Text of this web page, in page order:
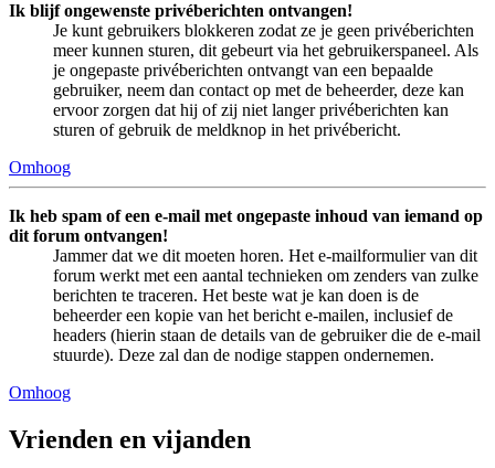
Ik blijf ongewenste privéberichten ontvangen!
Je kunt gebruikers blokkeren zodat ze je geen privéberichten
meer kunnen sturen, dit gebeurt via het gebruikerspaneel. Als
je ongepaste privéberichten ontvangt van een bepaalde
gebruiker, neem dan contact op met de beheerder, deze kan
ervoor zorgen dat hij of zij niet langer privéberichten kan
sturen of gebruik de meldknop in het privébericht.
Omhoog
Ik heb spam of een e-mail met ongepaste inhoud van iemand op
dit forum ontvangen!
Jammer dat we dit moeten horen. Het e-mailformulier van dit
forum werkt met een aantal technieken om zenders van zulke
berichten te traceren. Het beste wat je kan doen is de
beheerder een kopie van het bericht e-mailen, inclusief de
headers (hierin staan de details van de gebruiker die de e-mail
stuurde). Deze zal dan de nodige stappen ondernemen.
Omhoog
Vrienden en vijanden